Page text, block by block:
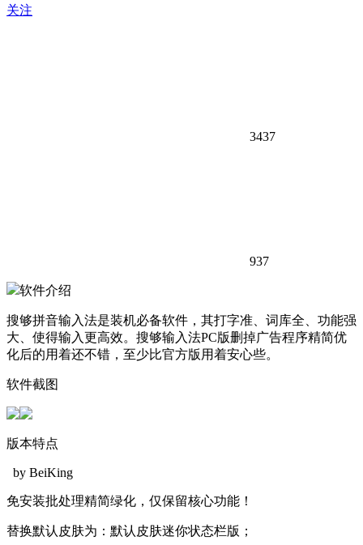
关注
3437
937
软件介绍
搜够拼音输入法是装机必备软件，其打字准、词库全、功能强
大、使得输入更高效。搜够输入法PC版删掉广告程序精简优
化后的用着还不错，至少比官方版用着安心些。
软件截图
版本特点
by BeiKing
免安装批处理精简绿化，仅保留核心功能！
替换默认皮肤为：默认皮肤迷你状态栏版；